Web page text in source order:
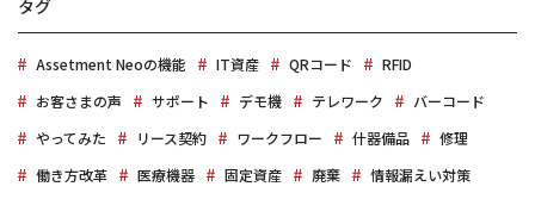
タグ
Assetment Neoの機能 IT資産 QRコード
RFID
お客さまの声
サポート デモ機 テレワーク
バーコード
やってみた
リース契約 ワークフロー 什器備品
修理
働き方改革
医療機器 固定資産 廃棄
情報漏えい対策